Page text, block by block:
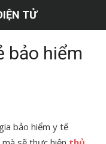
TỬ
bảo hiểm
bảo hiểm y tế